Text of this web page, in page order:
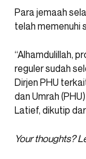
Para jemaah
telah memenuhi
“Alhamdulillah,
reguler sudah
Dirjen PHU
dan Umrah
Latief, dikutip
Your thoughts?